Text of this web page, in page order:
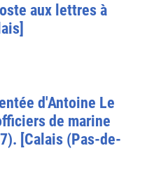
aux lettres à
d'Antoine Le
de marine
[Calais (Pas-de-